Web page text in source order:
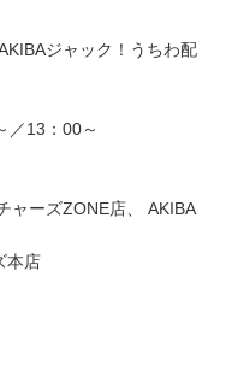
ジャック！うちわ配
／13：00～
ャーズZONE店、 AKIBA
本店